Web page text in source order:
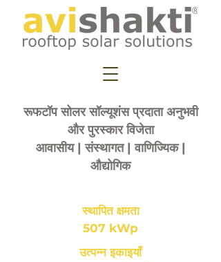
रूफटॉप सोलर सॉल्यूशंस प्रदाता अनुभवी
और पुरस्कार विजेता
आवासीय | संस्थागत | वाणिज्यिक |
औद्योगिक
स्थापित क्षमता
507 kWp
उत्पन्न इकाइयाँ